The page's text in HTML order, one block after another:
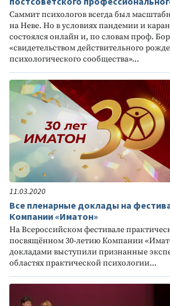
Саммит психологов всегда был
на Неве. Но в условиях пандемии и
состоялся онлайн и, по словам проф.
«свидетельством действительного
психологического сообщества»...
11.03.2020
Все пленарные доклады на
Компании «Иматон»
На Всероссийском фестивале
посвящённом 30-летию Компании
докладами выступили признанные
областях практической психологии...